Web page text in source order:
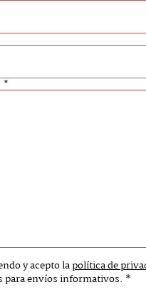
*
y acepto lapolítica de
para envíos informativos. *